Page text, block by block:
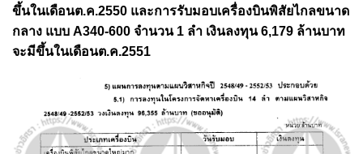
ขึ้นในเดือนต.ค.2550 และการรับมอบเครื่องบินพิสัยไกลขนาด
กลาง แบบ A340-600 จำนวน 1 ลำ เงินลงทุน 6,179 ล้านบาท
จะมีขึ้นในเดือนต.ค.2551